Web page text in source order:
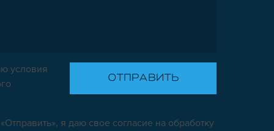
условия
я даю свое согласие на обработку